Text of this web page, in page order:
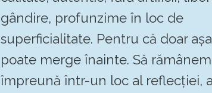
gândire, profunzime în loc de
superficialitate. Pentru că doar
poate merge înainte. Să rămânem
împreună într-un loc al reflecției,